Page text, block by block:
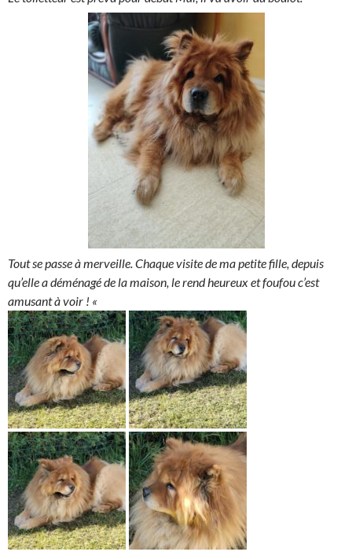
Tout se passe à merveille. Chaque visite de ma petite fille, depuis
qu’elle a déménagé de la maison, le rend heureux et foufou c’est
amusant à voir ! «